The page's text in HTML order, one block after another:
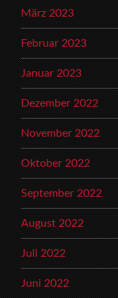
März 2023
Februar 2023
Januar 2023
Dezember 2022
November 2022
Oktober 2022
September 2022
August 2022
Juli 2022
Juni 2022